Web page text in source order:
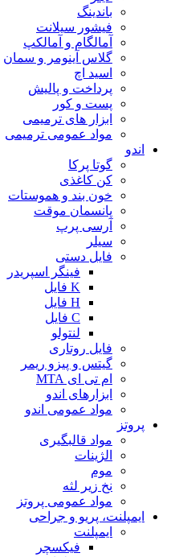
باندینگ
فیشور سیلانت
آمالگام و آمالکپ
گلاس آینومر و سمان
اسید اچ
پرداخت و پالیش
پست و کور
ابزار های ترمیمی
مواد عمومی ترمیمی
اندو
گوتا پرکا
کن کاغذی
خون بند و هموستات
پانسمان موقت
آرسی پرپ
سیلر
فایل دستی
فینگر اسپریدر
K فایل
H فایل
C فایل
لنتولو
فایل روتاری
گیتس و پیزو ریمر
ام تی ای MTA
ابزارهای اندو
مواد عمومی اندو
پروتز
مواد قالبگیری
الژینات
موم
نخ زیر لثه
مواد عمومی پروتز
ایمپلنت، پریو و جراحی
ایمپلنت
فیکسچر